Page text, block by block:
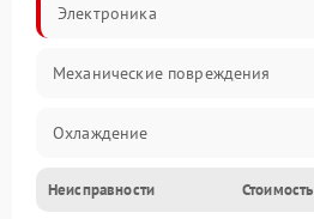
Электроника
Механические повреждения
Охлаждение
Механика
Неисправности Стоимость